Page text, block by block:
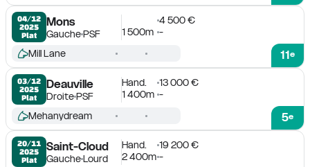
04/12
2025
Plat
Mons
GauchePSF
4 500 €
1 500m -
11e
Mill Lane
03/12
2025
Plat
Deauville
DroitePSF
Hand.
13 000 €
1 400m -
5e
Mehanydream
20/11
2025
Plat
Saint-Cloud
GaucheLourd
Hand.
19 200 €
2 400m -